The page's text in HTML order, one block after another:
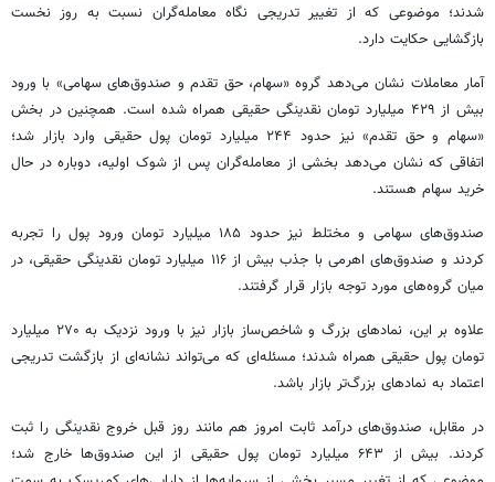
شدند؛ موضوعی که از تغییر تدریجی نگاه معامله‌گران نسبت به روز نخست
بازگشایی حکایت دارد.
آمار معاملات نشان می‌دهد گروه «سهام، حق تقدم و صندوق‌های سهامی» با ورود
بیش از ۴۲۹ میلیارد تومان نقدینگی حقیقی همراه شده است. همچنین در بخش
«سهام و حق تقدم» نیز حدود ۲۴۴ میلیارد تومان پول حقیقی وارد بازار شد؛
اتفاقی که نشان می‌دهد بخشی از معامله‌گران پس از شوک اولیه، دوباره در حال
خرید سهام هستند.
صندوق‌های سهامی و مختلط نیز حدود ۱۸۵ میلیارد تومان ورود پول را تجربه
کردند و صندوق‌های اهرمی با جذب بیش از ۱۱۶ میلیارد تومان نقدینگی حقیقی، در
میان گروه‌های مورد توجه بازار قرار گرفتند.
علاوه بر این، نمادهای بزرگ و شاخص‌ساز بازار نیز با ورود نزدیک به ۲۷۰ میلیارد
تومان پول حقیقی همراه شدند؛ مسئله‌ای که می‌تواند نشانه‌ای از بازگشت تدریجی
اعتماد به نمادهای بزرگ‌تر بازار باشد.
در مقابل، صندوق‌های درآمد ثابت امروز هم مانند روز قبل خروج‌ نقدینگی را ثبت
کردند. بیش از ۶۴۳ میلیارد تومان پول حقیقی از این صندوق‌ها خارج شد؛